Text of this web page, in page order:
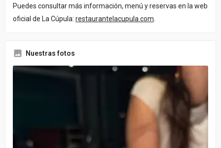
Puedes consultar más información, menú y reservas en la web
oficial de La Cúpula: restaurantelacupula.com
Nuestras fotos